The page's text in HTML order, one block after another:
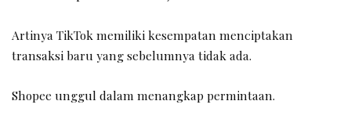
Artinya TikTok memiliki kesempatan menciptakan
transaksi baru yang sebelumnya tidak ada.
Shopee unggul dalam menangkap permintaan.